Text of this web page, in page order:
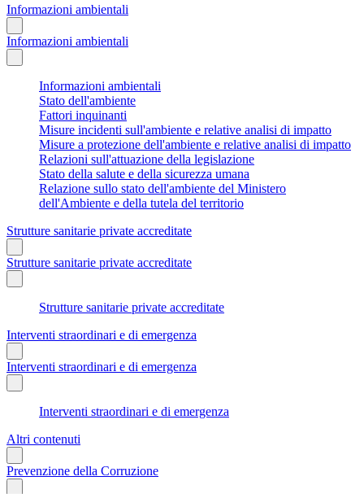
Informazioni ambientali
Informazioni ambientali
Informazioni ambientali
Stato dell'ambiente
Fattori inquinanti
Misure incidenti sull'ambiente e relative analisi di impatto
Misure a protezione dell'ambiente e relative analisi di impatto
Relazioni sull'attuazione della legislazione
Stato della salute e della sicurezza umana
Relazione sullo stato dell'ambiente del Ministero
dell'Ambiente e della tutela del territorio
Strutture sanitarie private accreditate
Strutture sanitarie private accreditate
Strutture sanitarie private accreditate
Interventi straordinari e di emergenza
Interventi straordinari e di emergenza
Interventi straordinari e di emergenza
Altri contenuti
Prevenzione della Corruzione